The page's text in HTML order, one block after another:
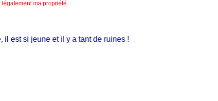
légalement ma propriété.
est si jeune et il y a tant de ruines !